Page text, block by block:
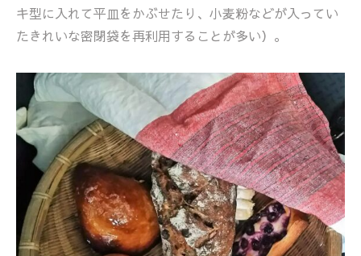
キ型に入れて平皿をかぶせたり、小麦粉などが入ってい
たきれいな密閉袋を再利用することが多い）。